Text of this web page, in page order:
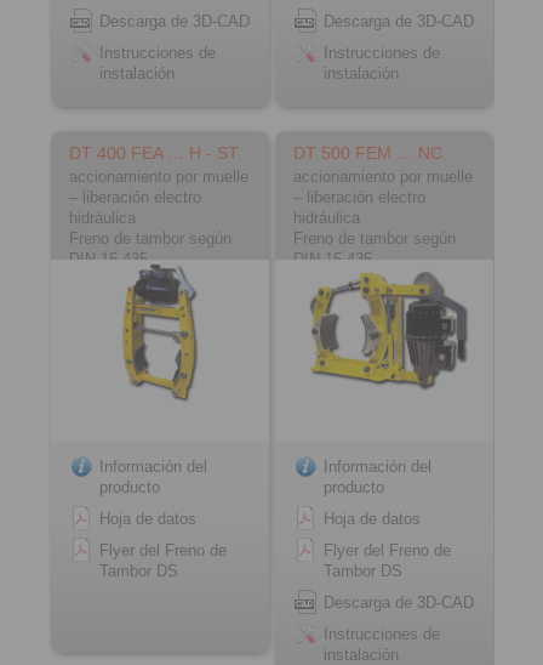
Descarga de 3D-CAD
Instrucciones de
instalación
Descarga de 3D-CAD
Instrucciones de
instalación
DT 400 FEA … H - ST
accionamiento por muelle
– liberación electro
hidráulica
Freno de tambor según
DIN 15 435
Material: acero
Información del
producto
Hoja de datos
Flyer del Freno de
Tambor DS
DT 500 FEM … NC
accionamiento por muelle
– liberación electro
hidráulica
Freno de tambor según
DIN 15 435
Material: fundición
Información del
producto
Hoja de datos
Flyer del Freno de
Tambor DS
Descarga de 3D-CAD
Instrucciones de
instalación